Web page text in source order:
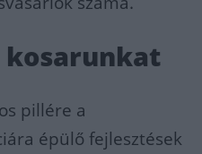
pillére a
épülő fejlesztések